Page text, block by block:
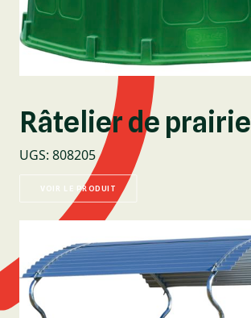
Râtelier de prairie
UGS: 808205
VOIR LE PRODUIT